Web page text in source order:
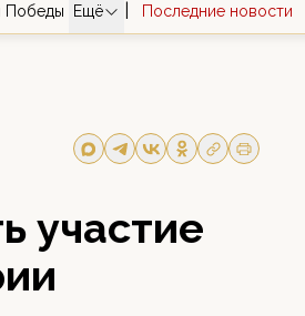
Победы Ещё Последние новости
участие